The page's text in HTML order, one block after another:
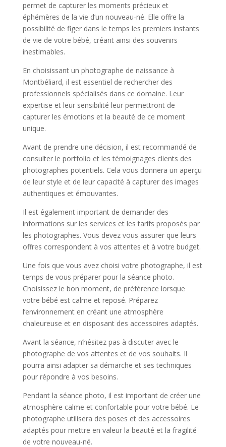
permet de capturer les moments précieux et
éphémères de la vie d’un nouveau-né. Elle offre la
possibilité de figer dans le temps les premiers instants
de vie de votre bébé, créant ainsi des souvenirs
inestimables.
En choisissant un photographe de naissance à
Montbéliard, il est essentiel de rechercher des
professionnels spécialisés dans ce domaine. Leur
expertise et leur sensibilité leur permettront de
capturer les émotions et la beauté de ce moment
unique.
Avant de prendre une décision, il est recommandé de
consulter le portfolio et les témoignages clients des
photographes potentiels. Cela vous donnera un aperçu
de leur style et de leur capacité à capturer des images
authentiques et émouvantes.
Il est également important de demander des
informations sur les services et les tarifs proposés par
les photographes. Vous devez vous assurer que leurs
offres correspondent à vos attentes et à votre budget.
Une fois que vous avez choisi votre photographe, il est
temps de vous préparer pour la séance photo.
Choisissez le bon moment, de préférence lorsque
votre bébé est calme et reposé. Préparez
l’environnement en créant une atmosphère
chaleureuse et en disposant des accessoires adaptés.
Avant la séance, n’hésitez pas à discuter avec le
photographe de vos attentes et de vos souhaits. Il
pourra ainsi adapter sa démarche et ses techniques
pour répondre à vos besoins.
Pendant la séance photo, il est important de créer une
atmosphère calme et confortable pour votre bébé. Le
photographe utilisera des poses et des accessoires
adaptés pour mettre en valeur la beauté et la fragilité
de votre nouveau-né.